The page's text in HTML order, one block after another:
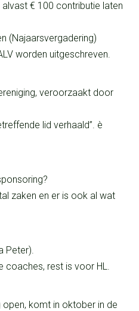
€ 100 contributie laten
(Najaarsvergadering)
worden uitgeschreven.
veroorzaakt door
lid verhaald”. è
zaken en er is ook al wat
Peter).
coaches, rest is voor HL.
open, komt in oktober in de